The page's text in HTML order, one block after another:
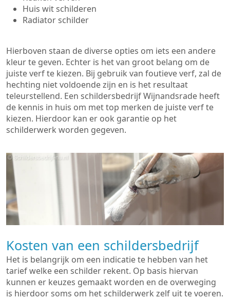
Huis wit schilderen
Radiator schilder
Hierboven staan de diverse opties om iets een andere
kleur te geven. Echter is het van groot belang om de
juiste verf te kiezen. Bij gebruik van foutieve verf, zal de
hechting niet voldoende zijn en is het resultaat
teleurstellend. Een schildersbedrijf Wijnandsrade heeft
de kennis in huis om met top merken de juiste verf te
kiezen. Hierdoor kan er ook garantie op het
schilderwerk worden gegeven.
Kosten van een schildersbedrijf
Het is belangrijk om een indicatie te hebben van het
tarief welke een schilder rekent. Op basis hiervan
kunnen er keuzes gemaakt worden en de overweging
is hierdoor soms om het schilderwerk zelf uit te voeren.